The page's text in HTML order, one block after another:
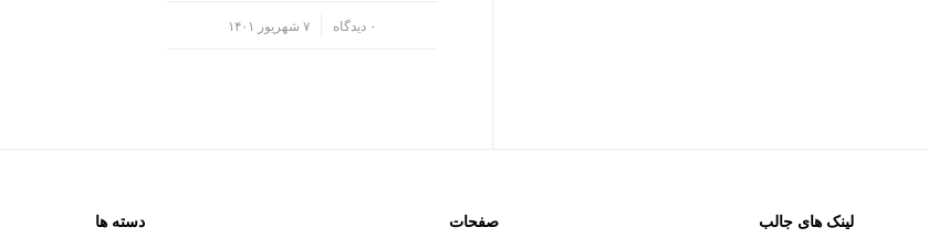
۰ دیدگاه ۷ شهریور ۱۴۰۱
لینک های جالب صفحات دسته ها